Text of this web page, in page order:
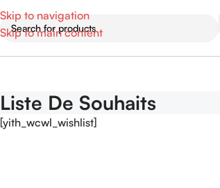
Skip to navigation
Skip to main content
Liste De Souhaits
[yith_wcwl_wishlist]